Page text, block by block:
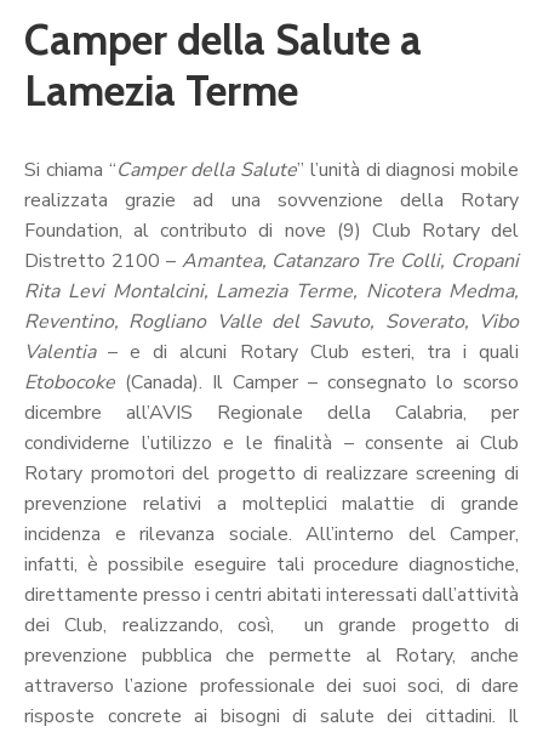
Notizie
Calendario
Eventi
Documenti
Camper della Salute a
Lamezia Terme
Si chiama “Camper della Salute” l’unità di diagnosi mobile
realizzata grazie ad una sovvenzione della Rotary
Foundation, al contributo di nove (9) Club Rotary del
Distretto 2100 – Amantea, Catanzaro Tre Colli, Cropani
Rita Levi Montalcini, Lamezia Terme, Nicotera Medma,
Reventino, Rogliano Valle del Savuto, Soverato, Vibo
Valentia– e di alcuni Rotary Club esteri, tra i quali
Etobocoke (Canada). Il Camper – consegnato lo scorso
dicembre all’AVIS Regionale della Calabria, per
condividerne l’utilizzo e le finalità – consente ai Club
Rotary promotori del progetto di realizzare screening di
prevenzione
relativi a molteplici malattie di grande
incidenza e rilevanza sociale. All’interno del Camper,
infatti, è possibile eseguire tali procedure diagnostiche,
direttamente presso i centri abitati interessati dall’attività
dei Club, realizzando, così, un grande progetto di
prevenzione pubblica che permette al Rotary, anche
attraverso l’azione professionale dei suoi soci, di dare
risposte concrete ai bisogni di salute dei cittadini. Il